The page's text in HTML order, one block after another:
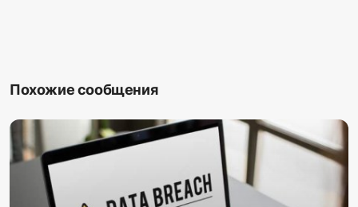
Похожие сообщения